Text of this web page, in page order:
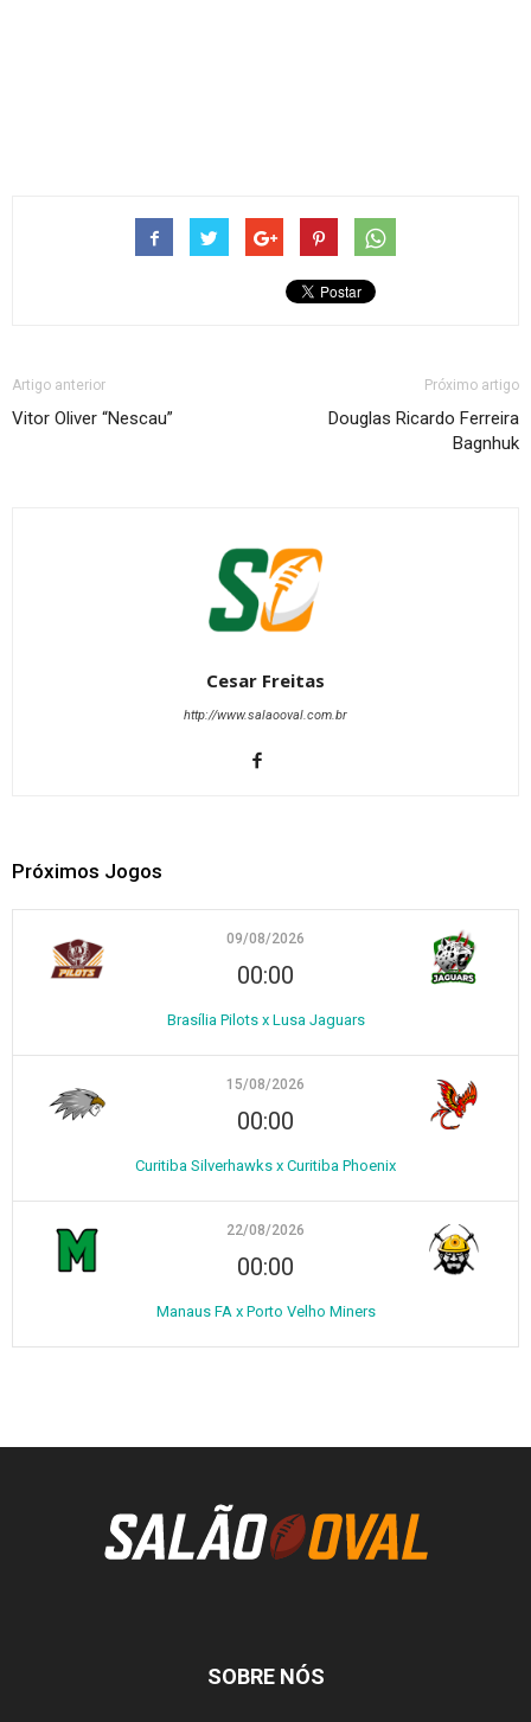
Artigo anterior
Vitor Oliver “Nescau”
Próximo artigo
Douglas Ricardo Ferreira
Bagnhuk
Cesar Freitas
http://www.salaooval.com.br
Próximos Jogos
09/08/2026
00:00
Brasília Pilots x Lusa Jaguars
15/08/2026
00:00
Curitiba Silverhawks x Curitiba Phoenix
22/08/2026
00:00
Manaus FA x Porto Velho Miners
SOBRE NÓS